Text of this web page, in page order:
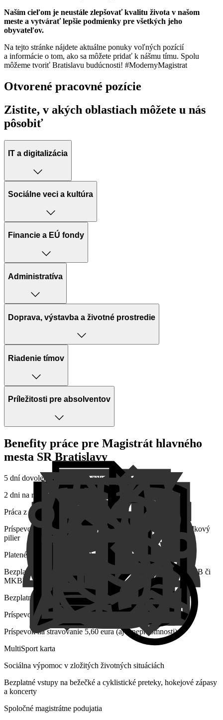
Naším cieľom je neustále zlepšovať kvalitu života v našom
meste a vytvárať lepšie podmienky pre všetkých jeho
obyvateľov.
Na tejto stránke nájdete aktuálne ponuky voľných pozícií
a informácie o tom, ako sa môžete pridať k nášmu tímu. Spolu
môžeme tvoriť Bratislavu budúcnosti! #ModernyMagistrat
Otvorené pracovné pozície
Zistite, v akých oblastiach môžete u nás
pôsobiť
IT a digitalizácia
Sociálne veci a kultúra
Financie a EÚ fondy
Administratíva
Doprava, výstavba a životné prostredie
Riadenie tímov
Príležitosti pre absolventov
Benefity práce pre Magistrát hlavného
mesta SR Bratislavy
5 dní dovolenky nad rámec zákona
2 dni na regeneráciu
Práca z domu a flexibilný pracovný čas
Príspevok zo mzdy až do výšky 3% zo mzdy na tretí dôchodkový
pilier
Platené voľno pri darovaní krvi
Bezplatný vstup do mestských organizácií (ZOO, MMB, GMB či
MKB)
Bezplatné psychologické poradenstvo
Príspevok na dopravu a zľava na ročnú električenku
Príspevok na stravovanie 5,60 eura (aj v neprítomnosti)
MultiSport karta
Sociálna výpomoc v zložitých životných situáciách
Bezplatné vstupy na bežečké a cyklistické preteky, hokejové zápasy
a koncerty
Spoločné magistrátne podujatia